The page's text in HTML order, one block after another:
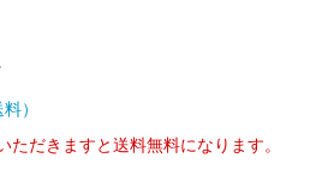
）
だきますと送料無料になります。